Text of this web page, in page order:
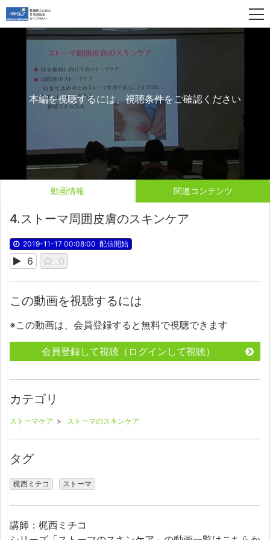
本編を視聴するには、視聴条件をご確認ください
動画情報 関連コンテンツ
4.ストーマ周囲皮膚のスキンケア
2019-11-17 00:08:00 配信開始
6 0
この動画を視聴するには
※この動画は、会員登録すると無料で視聴できます
会員登録して視聴（ログインして視聴）
カテゴリ
ストーマケア > ストーマのスキンケア
タグ
梶西ミチコ ストーマ
講師：梶西ミチコ